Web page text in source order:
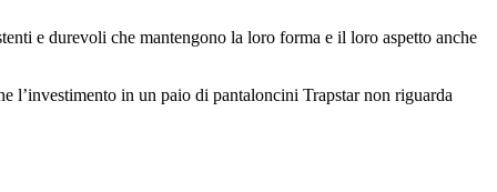
e durevoli che mantengono la loro forma e il loro aspetto anche
l’investimento in un paio di pantaloncini Trapstar non riguarda